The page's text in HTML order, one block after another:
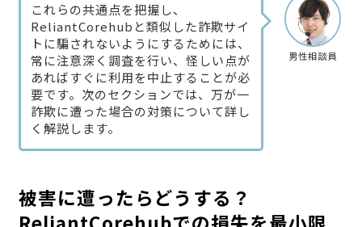
男性相談員
これらの共通点を把握し、
ReliantCorehubと類似した詐欺サイ
トに騙されないようにするためには、
常に注意深く調査を行い、怪しい点が
あればすぐに利用を中止することが必
要です。次のセクションでは、万が一
詐欺に遭った場合の対策について詳し
く解説します。
被害に遭ったらどうする？